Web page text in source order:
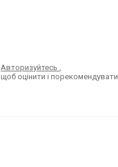
Авторизуйтесь,
щоб оцінити і порекомендувати